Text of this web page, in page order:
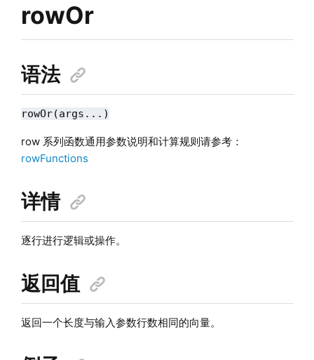
rowOr
语法
rowOr(args...)
row 系列函数通用参数说明和计算规则请参考：
rowFunctions
详情
逐行进行逻辑或操作。
返回值
返回一个长度与输入参数行数相同的向量。